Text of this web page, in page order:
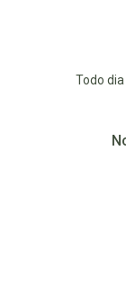
Todo